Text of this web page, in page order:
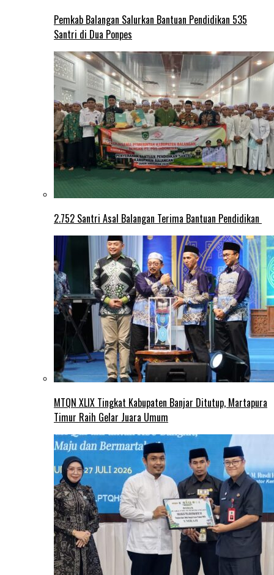
Pemkab Balangan Salurkan Bantuan Pendidikan 535
Santri di Dua Ponpes
2.752 Santri Asal Balangan Terima Bantuan Pendidikan
MTQN XLIX Tingkat Kabupaten Banjar Ditutup, Martapura
Timur Raih Gelar Juara Umum